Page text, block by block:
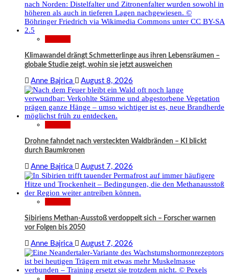
Klimawandel drängt Schmetterlinge aus ihren Lebensräumen –
globale Studie zeigt, wohin sie jetzt ausweichen
Anne Bajrica August 8, 2026
Drohne fahndet nach versteckten Waldbränden – KI blickt
durch Baumkronen
Anne Bajrica August 7, 2026
Sibiriens Methan-Ausstoß verdoppelt sich – Forscher warnen
vor Folgen bis 2050
Anne Bajrica August 7, 2026